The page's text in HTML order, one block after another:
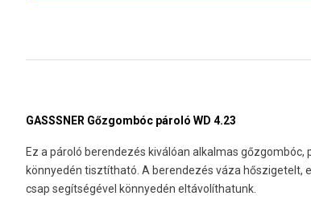
GASSSNER Gőzgombóc pároló WD 4.23
Ez a pároló berendezés kiválóan alkalmas
könnyedén tisztítható. A berendezés váza
csap segítségével könnyedén eltávolíthatunk.